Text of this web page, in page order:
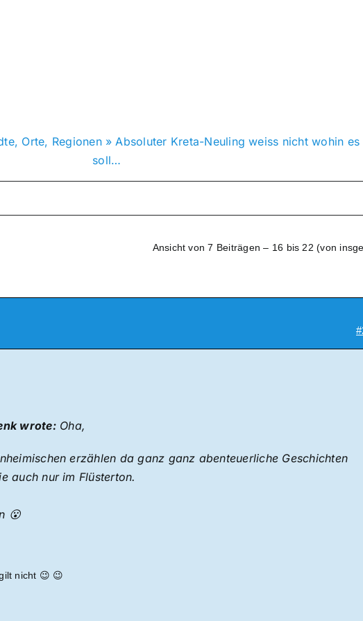
Orte, Regionen»Absoluter Kreta-Neuling weiss nicht wohin es
soll…
Ansicht von 7 Beiträgen – 16 bis 22 (von
wrote:Oha,
erzählen da ganz ganz abenteuerliche Geschichten
auch nur im Flüsterton.
😮
nicht 😉 😉